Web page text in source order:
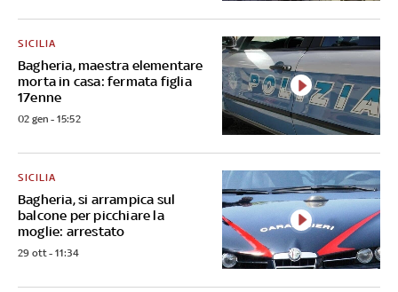
Bagheria, maestra elementare
morta in casa: fermata figlia
17enne
SICILIA
02 gen - 15:52
Bagheria, si arrampica sul
balcone per picchiare la
moglie: arrestato
SICILIA
29 ott - 11:34